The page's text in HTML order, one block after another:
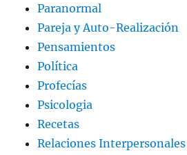
Paranormal
Pareja y Auto-Realización
Pensamientos
Política
Profecías
Psicologia
Recetas
Relaciones Interpersonales